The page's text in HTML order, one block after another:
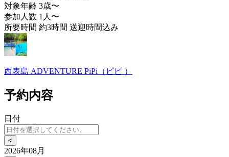
対象年齢 3歳〜
参加人数 1人〜
所要時間 約3時間 送迎時間込み
西表島 ADVENTURE PiPi（ピピ ）
予約内容
日付
<
2026年08月